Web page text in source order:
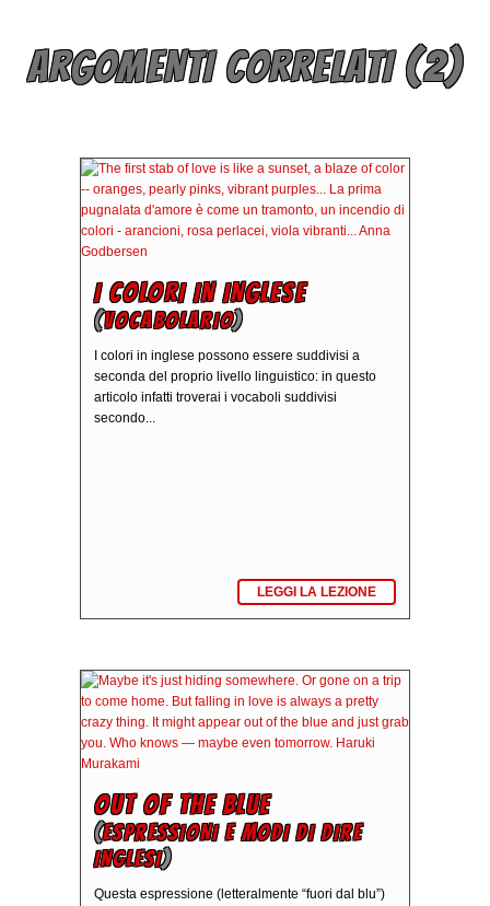
ARGOMENTI CORRELATI (2)
I COLORI IN INGLESE
(VOCABOLARIO)
I colori in inglese possono essere suddivisi a
seconda del proprio livello linguistico: in questo
articolo infatti troverai i vocaboli suddivisi
secondo...
LEGGI LA LEZIONE
OUT OF THE BLUE
(ESPRESSIONI E MODI DI DIRE
INGLESI)
Questa espressione (letteralmente “fuori dal blu”)